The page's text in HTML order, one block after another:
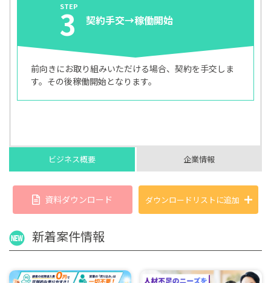
STEP
3 契約手交→稼働開始
前向きにお取り組みいただける場合、契約を手交しま
す。その後稼働開始となります。
ビジネス概要 企業情報
資料ダウンロード ダウンロードリストに追加
新着案件情報